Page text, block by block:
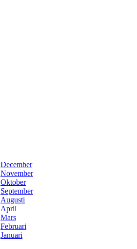
December
November
Oktober
September
Augusti
April
Mars
Februari
Januari